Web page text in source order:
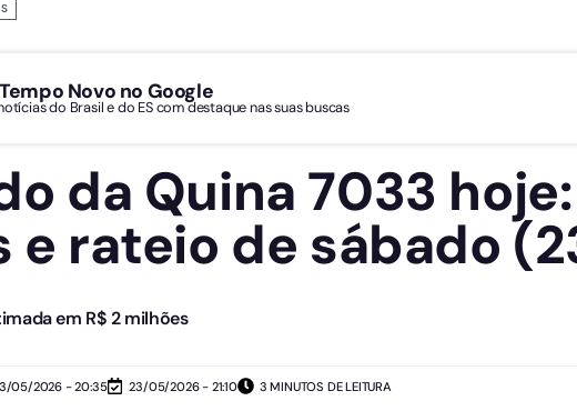
Novo no Google
do Brasil e do ES com destaque nas suas buscas
da Quina 7033
e rateio de sábado
em R$ 2 milhões
05/2026 - 20:35 23/05/2026 - 21:10 3 MINUTOS DE LEITURA